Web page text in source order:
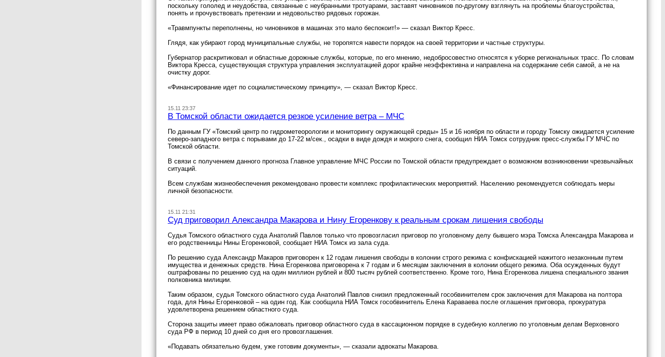
поскольку гололед и неудобства, связанные с неубранными тротуарами, заставят чиновников по-другому взглянуть на проблемы благоустройства,
понять и прочувствовать претензии и недовольство рядовых горожан.
«Травмпункты переполнены, но чиновников в машинах это мало беспокоит!» — сказал Виктор Кресс.
Глядя, как убирают город муниципальные службы, не торопятся навести порядок на своей территории и частные структуры.
Губернатор раскритиковал и областные дорожные службы, которые, по его мнению, недобросовестно относятся к уборке региональных трасс. По словам
Виктора Кресса, существующая структура управления эксплуатацией дорог крайне неэффективна и направлена на содержание себя самой, а не на
очистку дорог.
«Финансирование идет по социалистическому принципу», — сказал Виктор Кресс.
15.11 23:37
В Томской области ожидается резкое усиление ветра – МЧС
По данным ГУ «Томский центр по гидрометеорологии и мониторингу окружающей среды» 15 и 16 ноября по области и городу Томску ожидается усиление
северо-западного ветра с порывами до 17-22 м/сек., осадки в виде дождя и мокрого снега, сообщил НИА Томск сотрудник пресс-службы ГУ МЧС по
Томской области.
В связи с получением данного прогноза Главное управление МЧС России по Томской области предупреждает о возможном возникновении чрезвычайных
ситуаций.
Всем службам жизнеобеспечения рекомендовано провести комплекс профилактических мероприятий. Населению рекомендуется соблюдать меры
личной безопасности.
15.11 21:31
Суд приговорил Александра Макарова и Нину Егоренкову к реальным срокам лишения свободы
Судья Томского областного суда Анатолий Павлов только что провозгласил приговор по уголовному делу бывшего мэра Томска Александра Макарова и
его родственницы Нины Егоренковой, сообщает НИА Томск из зала суда.
По решению суда Александр Макаров приговорен к 12 годам лишения свободы в колонии строго режима с конфискацией нажитого незаконным путем
имущества и денежных средств. Нина Егоренкова приговорена к 7 годам и 6 месяцам заключения в колонии общего режима. Оба осужденных будут
оштрафованы по решению суд на один миллион рублей и 800 тысяч рублей соответственно. Кроме того, Нина Егоренкова лишена специального звания
полковника милиции.
Таким образом, судья Томского областного суда Анатолий Павлов снизил предложенный гособвинителем срок заключения для Макарова на полтора
года, для Нины Егоренковой – на один год. Как сообщила НИА Томск гособвинитель Елена Караваева после оглашения приговора, прокуратура
удовлетворена решением областного суда.
Сторона защиты имеет право обжаловать приговор областного суда в кассационном порядке в судебную коллегию по уголовным делам Верховного
суда РФ в период 10 дней со дня его провозглашения.
«Подавать обязательно будем, уже готовим документы», — сказали адвокаты Макарова.